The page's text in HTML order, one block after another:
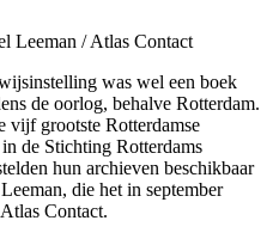
Leeman / Atlas Contact
was wel een boek
de oorlog, behalve Rotterdam.
vijf grootste Rotterdamse
de Stichting Rotterdams
hun archieven beschikbaar
die het in september
Contact.